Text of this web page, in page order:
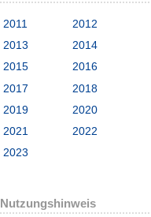
2011
2012
2013
2014
2015
2016
2017
2018
2019
2020
2021
2022
2023
Nutzungshinweis